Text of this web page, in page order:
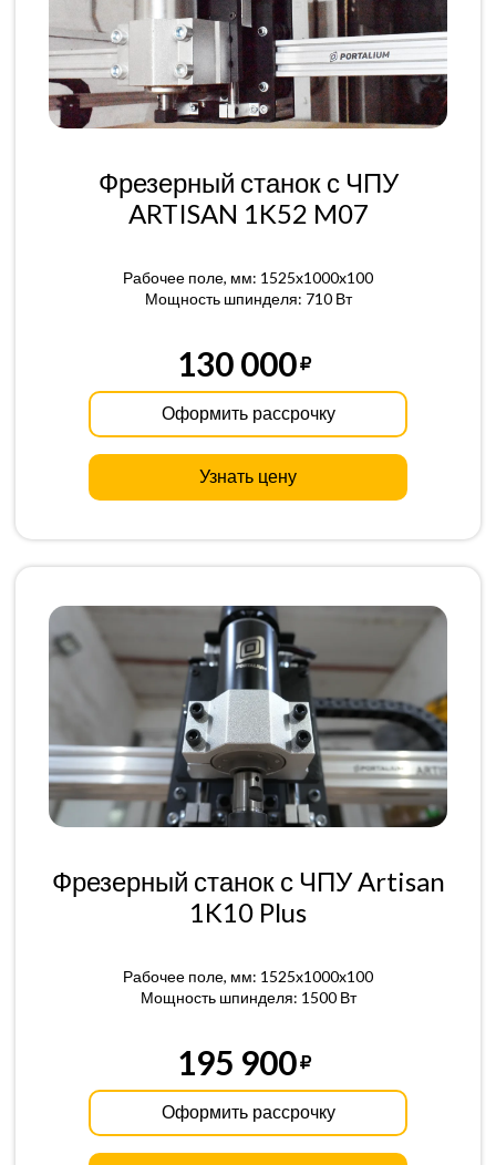
Фрезерный станок с ЧПУ
ARTISAN 1K52 M07
Рабочее поле, мм: 1525x1000x100
Мощность шпинделя: 710 Вт
130 000
Оформить рассрочку
Узнать цену
Фрезерный станок с ЧПУ Artisan
1K10 Plus
Рабочее поле, мм: 1525x1000x100
Мощность шпинделя: 1500 Вт
195 900
Оформить рассрочку